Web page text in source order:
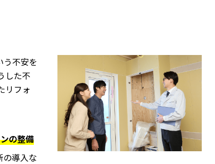
う不安を
した不
リフォ
の整備
の導入な